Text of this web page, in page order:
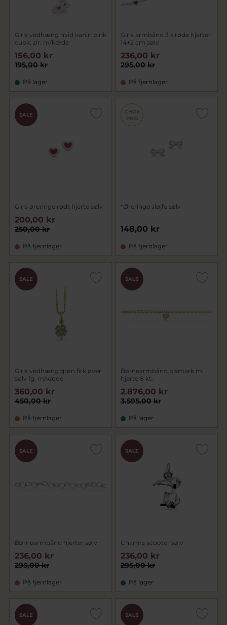
Girls vedhæng hvid kanin pink
cubic zir. m/kæde
195,00 kr
156,00 kr
På lager
Girls armbånd 3 x røde hjerter
14+2 cm sølv
295,00 kr
236,00 kr
På fjernlager
SALE
Girls øreringe rødt hjerte sølv
250,00 kr
200,00 kr
På fjernlager
CHOK
PRIS
*Øreringe sløjfe sølv
148,00 kr
På fjernlager
SALE
Girls vedhæng grøn firkløver
sølv fg. m/kæde
450,00 kr
360,00 kr
På fjernlager
SALE
Børnearmbånd bismark m.
hjerte 8 kt.
3.595,00 kr
2.876,00 kr
På lager
SALE
Børnearmbånd hjerter sølv.
295,00 kr
236,00 kr
På fjernlager
SALE
Charms scooter sølv
295,00 kr
236,00 kr
På lager
SALE SALE